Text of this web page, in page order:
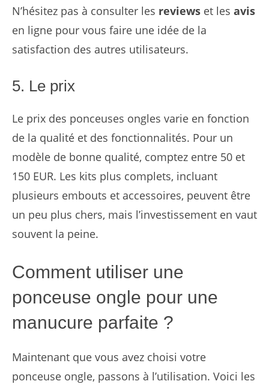
N’hésitez pas à consulter les reviews et les avis
en ligne pour vous faire une idée de la
satisfaction des autres utilisateurs.
5. Le prix
Le prix des ponceuses ongles varie en fonction
de la qualité et des fonctionnalités. Pour un
modèle de bonne qualité, comptez entre 50 et
150 EUR. Les kits plus complets, incluant
plusieurs embouts et accessoires, peuvent être
un peu plus chers, mais l’investissement en vaut
souvent la peine.
Comment utiliser une
ponceuse ongle pour une
manucure parfaite ?
Maintenant que vous avez choisi votre
ponceuse ongle, passons à l’utilisation. Voici les